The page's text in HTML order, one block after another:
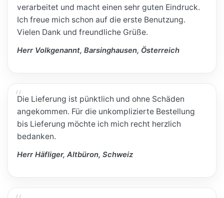
verarbeitet und macht einen sehr guten Eindruck.
Ich freue mich schon auf die erste Benutzung.
Vielen Dank und freundliche Grüße.
Herr Volkgenannt, Barsinghausen, Österreich
Die Lieferung ist pünktlich und ohne Schäden
angekommen. Für die unkomplizierte Bestellung
bis Lieferung möchte ich mich recht herzlich
bedanken.
Herr Häfliger, Altbüron, Schweiz